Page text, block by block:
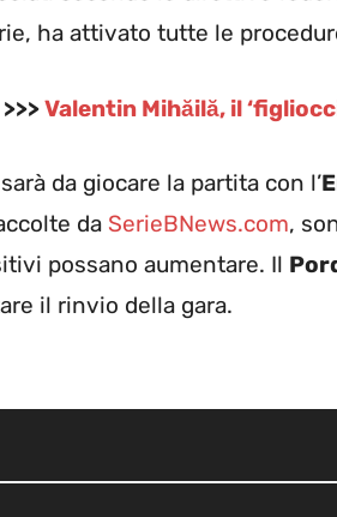
ha attivato tutte le
Valentin Mihăilă, il
da giocare la partita con l’
da SerieBNews.com,
possano aumentare. Il
il rinvio della gara.